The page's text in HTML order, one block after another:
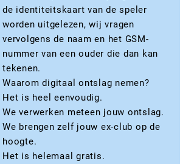
de identiteitskaart van de speler
worden uitgelezen, wij vragen
vervolgens de naam en het GSM-
nummer van een ouder die dan kan
tekenen.
Waarom digitaal ontslag nemen?
Het is heel eenvoudig.
We verwerken meteen jouw ontslag.
We brengen zelf jouw ex-club op de
hoogte.
Het is helemaal gratis.